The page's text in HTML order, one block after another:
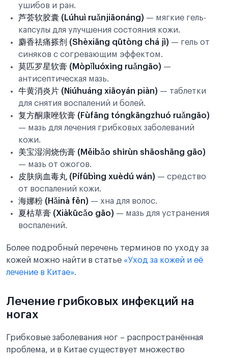
ушибов и ран.
芦荟软胶囊 (Lúhuì ruǎnjiāonáng) — мягкие гель-
капсулы для улучшения состояния кожи.
麝香祛痛搽剂 (Shèxiāng qūtòng chá jì) — гель от
синяков с согревающим эффектом.
莫匹罗星软膏 (Mòpǐluóxīng ruǎngāo) —
антисептическая мазь.
牛黄消炎片 (Niúhuáng xiāoyán piàn) — таблетки
для снятия воспалений и болей.
复方酮康唑软膏 (Fùfāng tóngkāngzhuó ruǎngāo)
— мазь для лечения грибковых заболеваний
кожи.
美宝湿润烧伤膏 (Měibǎo shīrùn shāoshāng gāo)
— мазь от ожогов.
皮肤病血毒丸 (Pífūbìng xuèdú wán) — средство
от воспалений кожи.
海娜粉 (Hǎinà fěn) — хна для волос.
夏枯草膏 (Xiàkūcǎo gāo) — мазь для устранения
воспалений.
Более подробный перечень терминов по уходу за
кожей можно найти в статье «Уход за кожей и её
лечение в Китае».
Лечение грибковых инфекций на
ногах
Грибковые заболевания ног – распространённая
проблема, и в Китае существует множество